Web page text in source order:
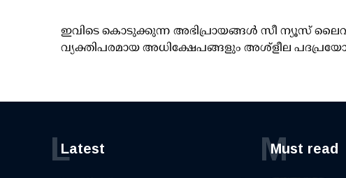
ഇവിടെ കൊടുക്കുന്ന അഭിപ്രായങ്ങള്‍ സീ ന്യൂസ്
വ്യക്തിപരമായ അധിക്ഷേപങ്ങളും അശ്‌ളീല
Latest
L Must read
M